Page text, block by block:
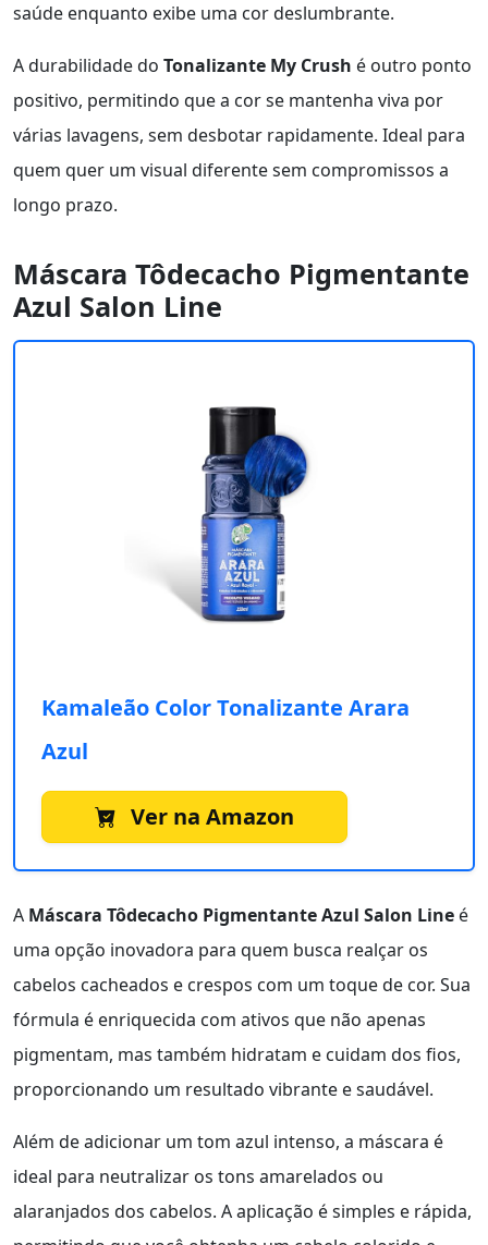
saúde enquanto exibe uma cor deslumbrante.
A durabilidade do Tonalizante My Crush é outro ponto
positivo, permitindo que a cor se mantenha viva por
várias lavagens, sem desbotar rapidamente. Ideal para
quem quer um visual diferente sem compromissos a
longo prazo.
Máscara Tôdecacho Pigmentante
Azul Salon Line
Kamaleão Color Tonalizante Arara
Azul
Ver na Amazon
A Máscara Tôdecacho Pigmentante Azul Salon Line é
uma opção inovadora para quem busca realçar os
cabelos cacheados e crespos com um toque de cor. Sua
fórmula é enriquecida com ativos que não apenas
pigmentam, mas também hidratam e cuidam dos fios,
proporcionando um resultado vibrante e saudável.
Além de adicionar um tom azul intenso, a máscara é
ideal para neutralizar os tons amarelados ou
alaranjados dos cabelos. A aplicação é simples e rápida,